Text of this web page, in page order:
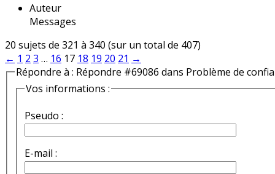
Auteur
Messages
20 sujets de 321 à 340 (sur un total de 407)
← 1 2 3 … 16 17 18 19 20 21 →
Répondre à : Répondre #69086 dans Problème de
Vos informations :
Pseudo :
E-mail :